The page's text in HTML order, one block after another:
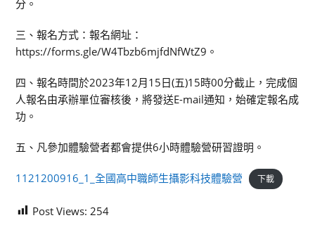
分。
三、報名方式：報名網址：
https://forms.gle/W4Tbzb6mjfdNfWtZ9。
四、報名時間於2023年12月15日(五)15時00分截止，完成個
人報名由承辦單位審核後，將發送E-mail通知，始確定報名成
功。
五、凡參加體驗營者都會提供6小時體驗營研習證明。
1121200916_1_全國高中職師生攝影科技體驗營 下載
Post Views: 254